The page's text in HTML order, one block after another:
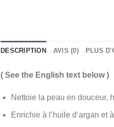
DESCRIPTION AVIS (0) PLUS
( See the English text below )
Nettoie la peau en douceur,
Enrichie à l’huile d’argan et